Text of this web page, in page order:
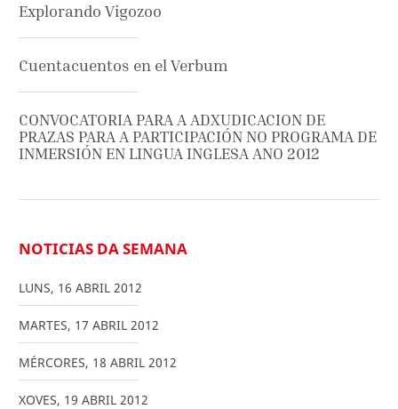
Explorando Vigozoo
Cuentacuentos en el Verbum
CONVOCATORIA PARA A ADXUDICACION DE
PRAZAS PARA A PARTICIPACIÓN NO PROGRAMA DE
INMERSIÓN EN LINGUA INGLESA ANO 2012
NOTICIAS DA SEMANA
LUNS, 16 ABRIL 2012
MARTES, 17 ABRIL 2012
MÉRCORES, 18 ABRIL 2012
XOVES, 19 ABRIL 2012